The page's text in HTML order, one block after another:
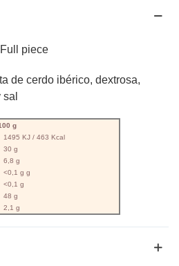
piece
de cerdo ibérico, dextrosa,
g
1495 KJ / 463 Kcal
30 g
6,8 g
<0,1 g g
<0,1 g
48 g
2,1 g